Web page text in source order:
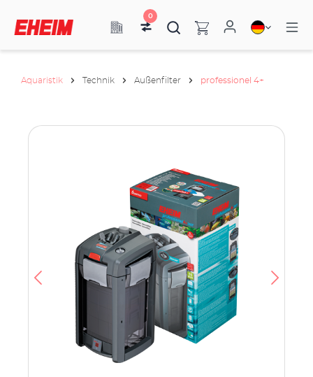
0
Aquaristik Technik Außenfilter professionel 4+